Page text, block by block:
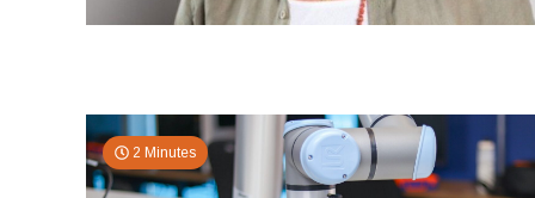
2 Minutes